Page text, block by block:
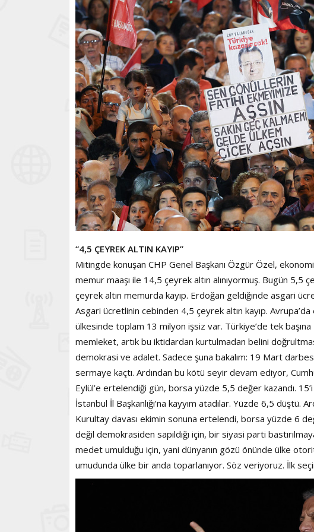
“4,5 ÇEYREK ALTIN KAYIP”
Mitingde konuşan CHP Genel Başkanı Özgür Özel,
memur maaşı ile 14,5 çeyrek altın alınıyormuş. Bugün 5,5
çeyrek altın memurda kayıp. Erdoğan geldiğinde asgari
Asgari ücretlinin cebinden 4,5 çeyrek altın kayıp.
ülkesinde toplam 13 milyon işsiz var. Türkiye’de tek
memleket, artık bu iktidardan kurtulmadan belini
demokrasi ve adalet. Sadece şuna bakalım: 19 Mart
sermaye kaçtı. Ardından bu kötü seyir devam ediyor,
Eylül’e ertelendiği gün, borsa yüzde 5,5 değer kazandı.
İstanbul İl Başkanlığı’na kayyım atadılar. Yüzde 6,5
Kurultay davası ekimin sonuna ertelendi, borsa yüzde 6
değil demokrasiden sapıldığı için, bir siyasi parti
medet umulduğu için, yani dünyanın gözü önünde ülke
umudunda ülke bir anda toparlanıyor. Söz veriyoruz. İlk